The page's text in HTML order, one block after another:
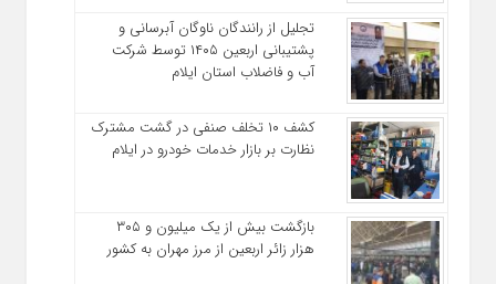
تجلیل از رانندگان ناوگان آبرسانی و
پشتیبانی اربعین ۱۴۰۵ توسط شرکت
آب و فاضلاب استان ایلام
کشف ۱۰ تخلف صنفی در گشت مشترک
نظارت بر بازار خدمات خودرو در ایلام
بازگشت بیش از یک میلیون و ۳۰۵
هزار زائر اربعین از مرز مهران به کشور